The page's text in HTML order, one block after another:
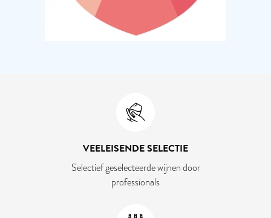
VEELEISENDE SELECTIE
Selectief geselecteerde wijnen door
professionals